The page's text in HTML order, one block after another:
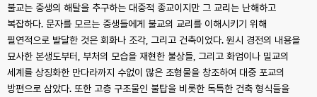
불교는 중생의 해탈을 추구하는 대중적 종교이지만 그 교리는 난해하고
복잡하다. 문자를 모르는 중생들에게 불교의 교리를 이해시키기 위해
필연적으로 발달한 것은 회화나 조각, 그리고 건축이었다. 원시 경전의 내용을
묘사한 본생도부터, 부처의 모습을 재현한 불상들, 그리고 화엄이나 밀교의
세계를 상징화한 만다라까지 수없이 많은 조형물을 창조하여 대중 포교의
방편으로 삼았다. 또한 고층 구조물인 불탑을 비롯한 독특한 건축 형식들을